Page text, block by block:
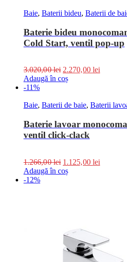
Baie, Baterii bideu, Baterii de
Baterie bideu
Cold Start, ventil pop-up
3.020,00lei 2.270,00 lei
Adaugă în coș
-11%
Baie, Baterii de baie, Baterii
Baterie lavoar
ventil click-clack
1.266,00lei 1.125,00 lei
Adaugă în coș
-12%